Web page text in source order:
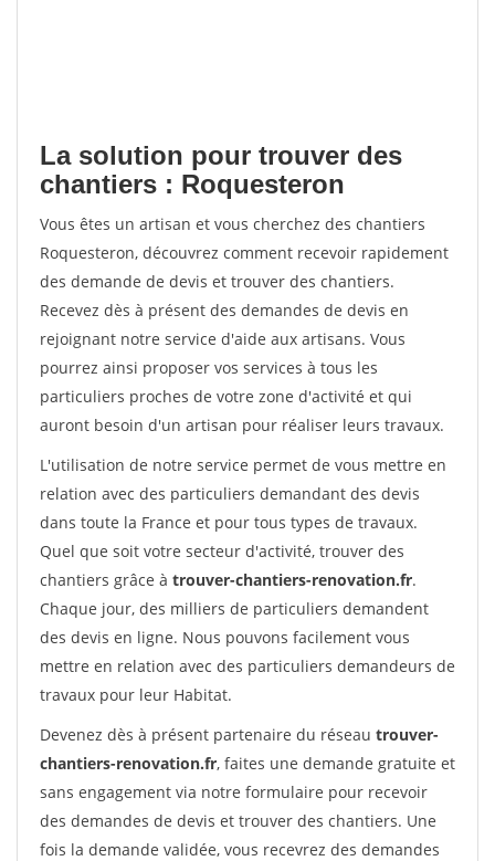
La solution pour trouver des
chantiers : Roquesteron
Vous êtes un artisan et vous cherchez des chantiers
Roquesteron, découvrez comment recevoir rapidement
des demande de devis et trouver des chantiers.
Recevez dès à présent des demandes de devis en
rejoignant notre service d'aide aux artisans. Vous
pourrez ainsi proposer vos services à tous les
particuliers proches de votre zone d'activité et qui
auront besoin d'un artisan pour réaliser leurs travaux.
L'utilisation de notre service permet de vous mettre en
relation avec des particuliers demandant des devis
dans toute la France et pour tous types de travaux.
Quel que soit votre secteur d'activité, trouver des
chantiers grâce à trouver-chantiers-renovation.fr.
Chaque jour, des milliers de particuliers demandent
des devis en ligne. Nous pouvons facilement vous
mettre en relation avec des particuliers demandeurs de
travaux pour leur Habitat.
Devenez dès à présent partenaire du réseau trouver-
chantiers-renovation.fr, faites une demande gratuite et
sans engagement via notre formulaire pour recevoir
des demandes de devis et trouver des chantiers. Une
fois la demande validée, vous recevrez des demandes